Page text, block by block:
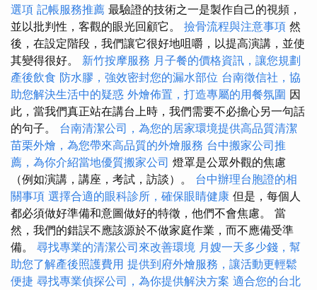
選項 記帳服務推薦 最驗證的技術之一是製作自己的視頻，
並以批判性，客觀的眼光回顧它。 撿骨流程與注意事項 然
後，在設定階段，我們讓它很好地咀嚼，以提高演講，並使
其變得很好。 新竹按摩服務 月子餐的價格資訊，讓您規劃
產後飲食 防水膠，強效密封您的漏水部位 台南徵信社，協
助您解決生活中的疑惑 外燴佈置，打造專屬的用餐氛圍 因
此，當我們真正站在講台上時，我們需要不必擔心另一句話
的句子。 台南清潔公司，為您的居家環境提供高品質清潔
苗栗外燴，為您帶來高品質的外燴服務 台中搬家公司推
薦，為你介紹當地優質搬家公司 燈罩是公眾外觀的焦慮
（例如演講，講座，考試，訪談）。 台中辦理台胞證的相
關事項 選擇合適的眼科診所，確保眼睛健康 但是，每個人
都必須做好準備和意圖做好的特徵，他們不會焦慮。 當
然，我們的錯誤不應該源於不做家庭作業，而不應備受準
備。 尋找專業的清潔公司來改善環境 月嫂一天多少錢，幫
助您了解產後照護費用 提供到府外燴服務，讓活動更輕鬆
便捷 尋找專業偵探公司，為你提供解決方案 適合您的台北